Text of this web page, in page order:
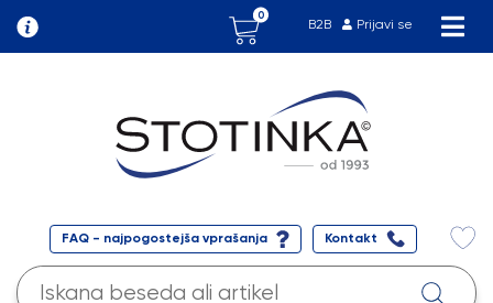
B2B Prijavi se
0
FAQ - najpogostejša vprašanja Kontakt